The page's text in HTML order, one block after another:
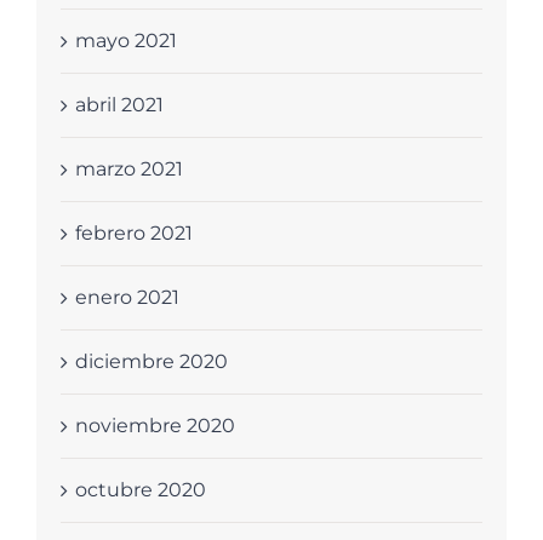
mayo 2021
abril 2021
marzo 2021
febrero 2021
enero 2021
diciembre 2020
noviembre 2020
octubre 2020